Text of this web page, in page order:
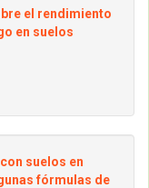
el rendimiento
en suelos
suelos en
fórmulas de